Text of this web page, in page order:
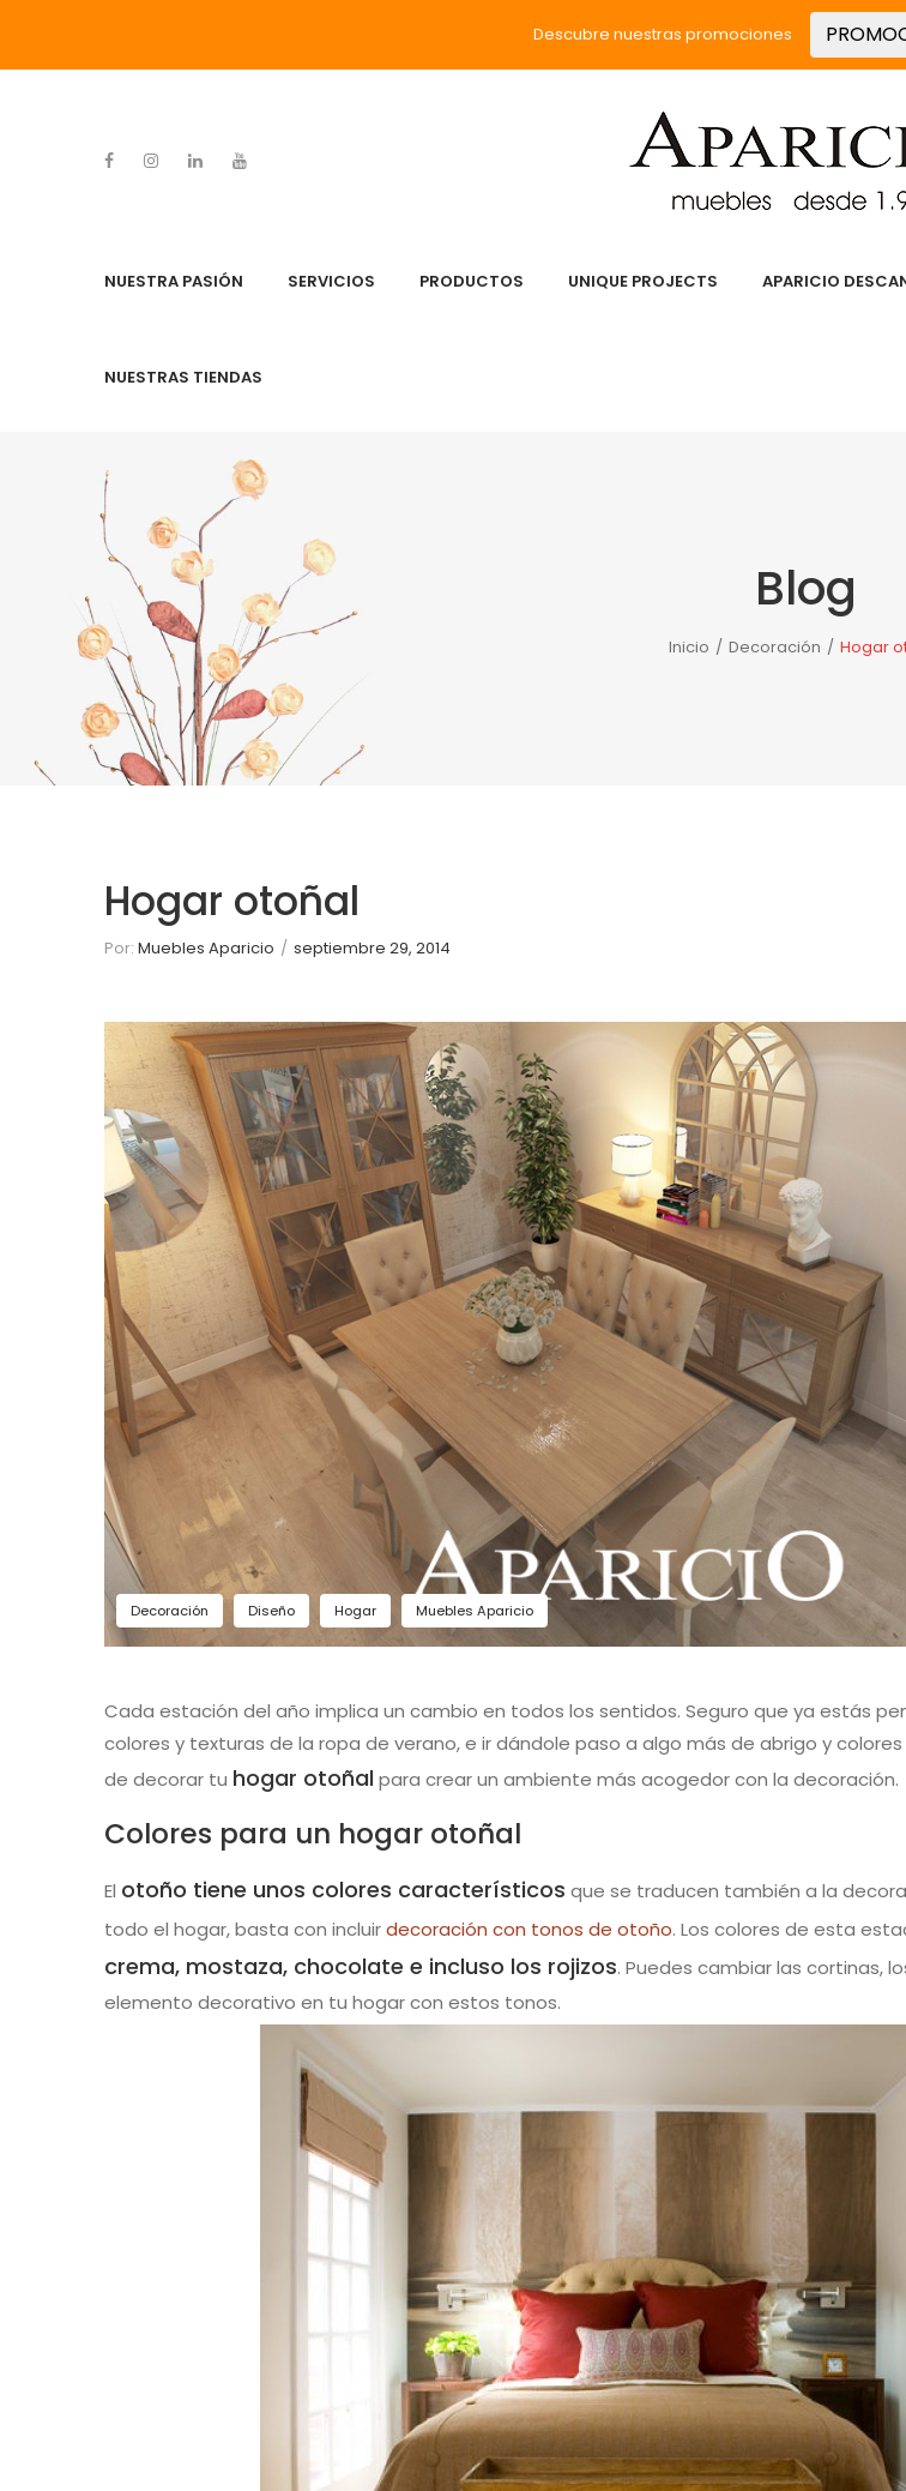
Descubre nuestras promociones
NUESTRA PASIÓN SERVICIOS PRODUCTOS UNIQUE PROJECTS APARICIO
NUESTRAS TIENDAS
NOTICIAS
Blog
Inicio / Decoración / Hogar
Hogar otoñal
Por: Muebles Aparicio / septiembre 29, 2014
Decoración Diseño Hogar Muebles Aparicio
Cada estación del año implica un cambio en todos los sentidos. Seguro que ya estás
colores y texturas de la ropa de verano, e ir dándole paso a algo más de abrigo y
de decorar tu hogar otoñal para crear un ambiente más acogedor con la decoración.
Colores para un hogar otoñal
El otoño tiene unos colores característicos que se traducen también a la
todo el hogar, basta con incluirdecoración con tonos de otoño. Los colores de esta
crema, mostaza, chocolate e incluso los rojizos. Puedes cambiar las cortinas,
elemento decorativo en tu hogar con estos tonos.